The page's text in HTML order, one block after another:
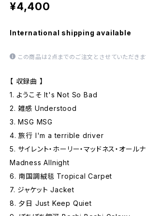
¥4,400
International shipping available
この商品は2点までのご注文とさせていただきま
【 収録曲 】
1. ようこそ It's Not So Bad
2. 雑感 Understood
3. MSG MSG
4. 旅行 I'm a terrible driver
5. サイレント・ホーリー・マッドネス・オー
Madness Allnight
6. 南国調絨毯 Tropical Carpet
7. ジャケット Jacket
8. 夕日 Just Keep Quiet